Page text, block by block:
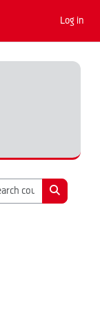
Log in
Search
Search